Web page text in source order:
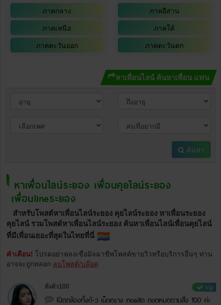
ภาคกลาง
ภาคอีสาน
ภาคเหนือ
ภาคใต้
ภาคตะวันออก
ภาคตะวันตก
หาเพื่อนไลน์ ค้นหาเพื่อน แฟน
ค้นหา
หาเพื่อนไลน์ระยอง เพื่อนคุยไลน์ระยอง
เพื่อนlineระยอง
สำหรับโพสต์หาเพื่อนไลน์ระยอง คุยไลน์ระยอง หาเพื่อนระยอง
คุยไลน์ รวมโพสต์หาเพื่อนไลน์ระยอง ค้นหาเพื่อนไลน์เพื่อนคุยไลน์
ที่มีเพื่อนเยอะที่สุดในไทยที่นี่
คำเตือน! โปรดอย่าหลงเชื่อมิจฉาชีพโพสต์ขายวิวหรือบริการอื่นๆ ท่าน
อาจจะถูกหลอก ลบโพสต์/บล๊อค
ทั้งตัว100 vip
Iปิดกล้องทั้งตั-ว เu็ดคsาง คoaสด ถoดหมดตามสั่ง 100 ค่ะ